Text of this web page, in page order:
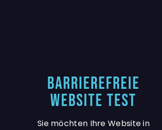
Barrierefreie
Website Test
Sie möchten Ihre Website in